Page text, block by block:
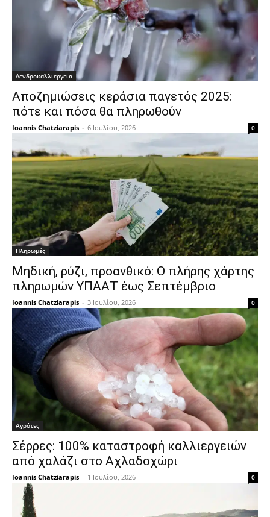
Δενδροκαλλιεργεια
Αποζημιώσεις κεράσια παγετός 2025:
πότε και πόσα θα πληρωθούν
Ioannis Chatziarapis - 6 Ιουλίου, 2026 0
Πληρωμές
Μηδική, ρύζι, προανθικό: Ο πλήρης χάρτης
πληρωμών ΥΠΑΑΤ έως Σεπτέμβριο
Ioannis Chatziarapis - 3 Ιουλίου, 2026 0
Αγρότες
Σέρρες: 100% καταστροφή καλλιεργειών
από χαλάζι στο Αχλαδοχώρι
Ioannis Chatziarapis - 1 Ιουλίου, 2026 0